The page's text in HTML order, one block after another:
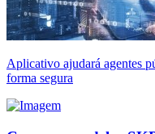
Aplicativo ajudará agentes
forma segura